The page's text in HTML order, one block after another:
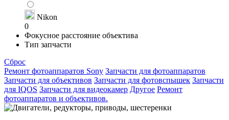
Nikon
0
Фокусное расстояние объектива
Тип запчасти
Сброс
Ремонт фотоаппаратов Sony Запчасти для фотоаппаратов
Запчасти для объективов Запчасти для фотовспышек Запчасти
для IQOS Запчасти для видеокамер Другое Ремонт
фотоаппаратов и объективов.